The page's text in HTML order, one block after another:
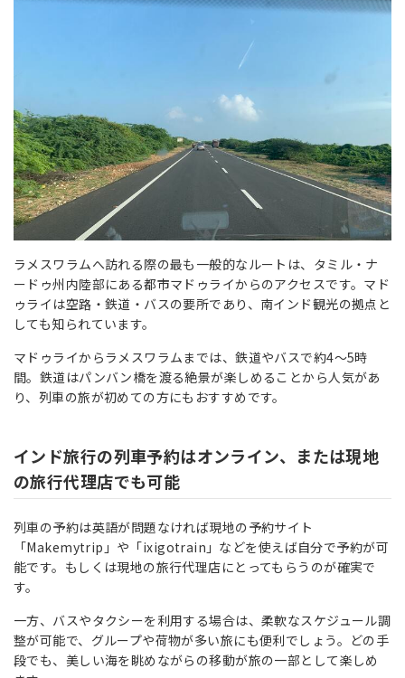
ラメスワラムへ訪れる際の最も一般的なルートは、タミル・ナ
ードゥ州内陸部にある都市マドゥライからのアクセスです。マド
ゥライは空路・鉄道・バスの要所であり、南インド観光の拠点と
しても知られています。
マドゥライからラメスワラムまでは、鉄道やバスで約4〜5時
間。鉄道はパンバン橋を渡る絶景が楽しめることから人気があ
り、列車の旅が初めての方にもおすすめです。
インド旅行の列車予約はオンライン、または現地
の旅行代理店でも可能
列車の予約は英語が問題なければ現地の予約サイト
「Makemytrip」や「ixigotrain」などを使えば自分で予約が可
能です。もしくは現地の旅行代理店にとってもらうのが確実で
す。
一方、バスやタクシーを利用する場合は、柔軟なスケジュール調
整が可能で、グループや荷物が多い旅にも便利でしょう。どの手
段でも、美しい海を眺めながらの移動が旅の一部として楽しめ